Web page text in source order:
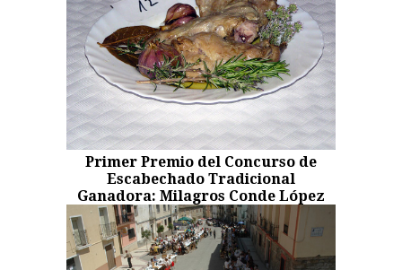
Primer Premio del Concurso de
Escabechado Tradicional
Ganadora: Milagros Conde López